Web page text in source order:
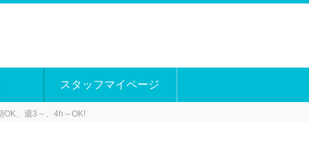
スタッフマイページ
OK、週3～、4h～OK!